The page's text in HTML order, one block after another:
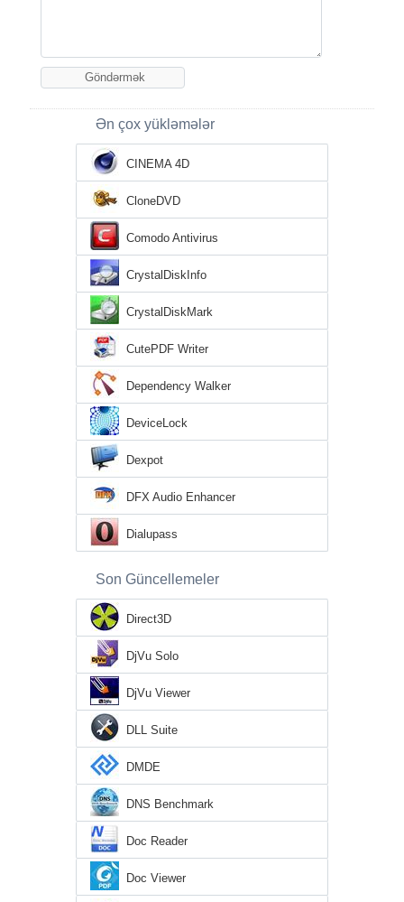
Ən çox yükləmələr
CINEMA 4D
CloneDVD
Comodo Antivirus
CrystalDiskInfo
CrystalDiskMark
CutePDF Writer
Dependency Walker
DeviceLock
Dexpot
DFX Audio Enhancer
Dialupass
Son Güncellemeler
Direct3D
DjVu Solo
DjVu Viewer
DLL Suite
DMDE
DNS Benchmark
Doc Reader
Doc Viewer